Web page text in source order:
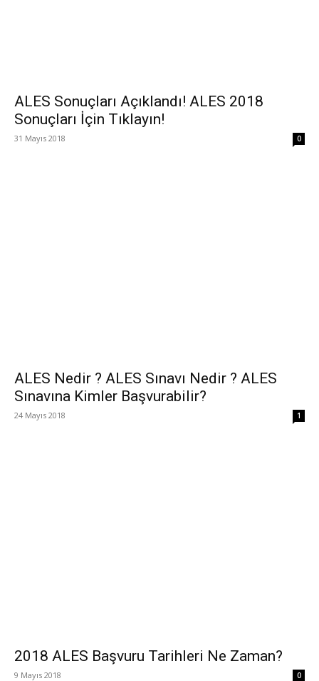
ALES Sonuçları Açıklandı! ALES 2018
Sonuçları İçin Tıklayın!
31 Mayıs 2018 0
ALES Nedir ? ALES Sınavı Nedir ? ALES
Sınavına Kimler Başvurabilir?
24 Mayıs 2018 1
2018 ALES Başvuru Tarihleri Ne Zaman?
9 Mayıs 2018 0